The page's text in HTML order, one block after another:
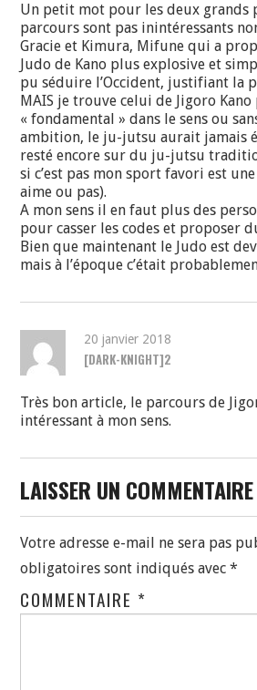
Un petit mot pour les deux grands
parcours sont pas inintéressants
Gracie et Kimura, Mifune qui a
Judo de Kano plus explosive et
pu séduire l’Occident, justifiant la
MAIS je trouve celui de Jigoro Kano
« fondamental » dans le sens ou
ambition, le ju-jutsu aurait jamais
resté encore sur du ju-jutsu
si c’est pas mon sport favori est
aime ou pas).
A mon sens il en faut plus des
pour casser les codes et proposer
Bien que maintenant le Judo est
mais à l’époque c’était
20 janvier 2018
[DARK-KNIGHT]2
Très bon article, le parcours de
intéressant à mon sens.
LAISSER UN COMMENTAIRE
Votre adresse e-mail ne sera pas
obligatoires sont indiqués avec*
COMMENTAIRE *